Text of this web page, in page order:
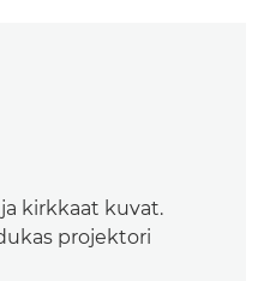
kirkkaat kuvat.
projektori